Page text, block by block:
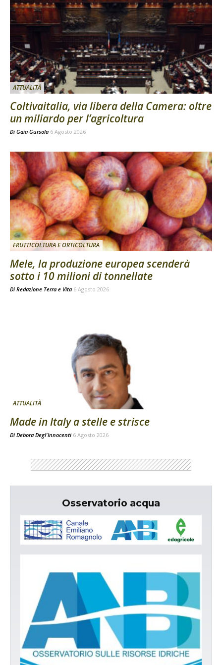
ATTUALITÀ
Coltivaitalia, via libera della Camera: oltre
un miliardo per l’agricoltura
Di Gaia Gursola 6 Agosto 2026
FRUTTICOLTURA E ORTICOLTURA
Mele, la produzione europea scenderà
sotto i 10 milioni di tonnellate
Di Redazione Terra e Vita 6 Agosto 2026
ATTUALITÀ
Made in Italy a stelle e strisce
Di Debora Degl'Innocenti 6 Agosto 2026
Osservatorio acqua